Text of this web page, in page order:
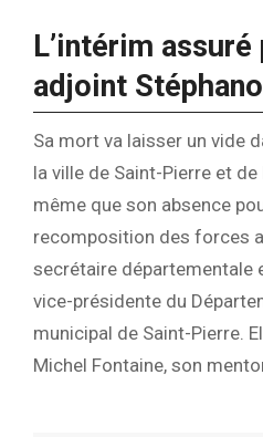
L’intérim
adjoint
Sa mort va laisser un vide
la ville de Saint-Pierre et
même que son absence
recomposition des forces
secrétaire départementale
vice-présidente du
municipal de Saint-Pierre.
Michel Fontaine, son